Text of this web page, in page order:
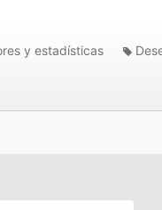
y estadísticas